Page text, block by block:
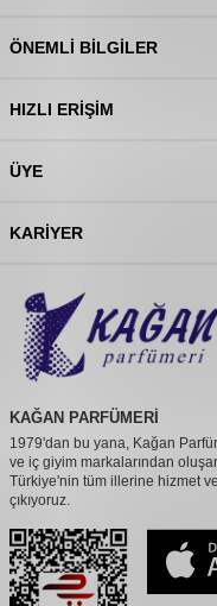
ÖNEMLI BILGILER
HIZLI ERIŞIM
ÜYE
KARIYER
KAĞAN PARFÜMERİ
1979'dan bu yana, Kağan
ve iç giyim markalarından
Türkiye'nin tüm illerine hizmet
çıkıyoruz.